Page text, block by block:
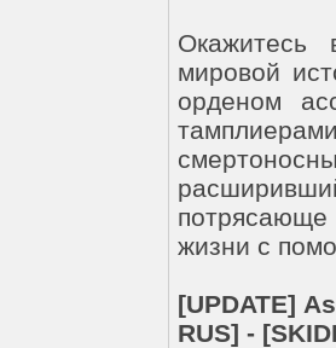
Окажитесь
мировой
орденом
жизни с
[UPDATE]
RUS] -